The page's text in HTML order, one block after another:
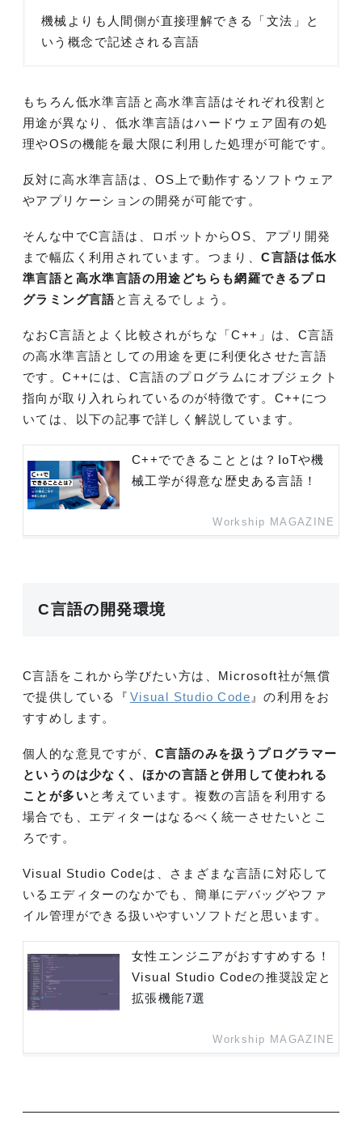
機械よりも人間側が直接理解できる「文法」と
いう概念で記述される言語
もちろん低水準言語と高水準言語はそれぞれ役割と
用途が異なり、低水準言語はハードウェア固有の処
理やOSの機能を最大限に利用した処理が可能です。
反対に高水準言語は、OS上で動作するソフトウェア
やアプリケーションの開発が可能です。
そんな中でC言語は、ロボットからOS、アプリ開発
まで幅広く利用されています。つまり、C言語は低水
準言語と高水準言語の用途どちらも網羅できるプロ
グラミング言語と言えるでしょう。
なおC言語とよく比較されがちな「C++」は、C言語
の高水準言語としての用途を更に利便化させた言語
です。C++には、C言語のプログラムにオブジェクト
指向が取り入れられているのが特徴です。C++につ
いては、以下の記事で詳しく解説しています。
C++でできることとは？IoTや機
械工学が得意な歴史ある言語！
Workship MAGAZINE
C言語の開発環境
C言語をこれから学びたい方は、Microsoft社が無償
で提供している『 Visual Studio Code 』の利用をお
すすめします。
個人的な意見ですが、 C言語のみを扱うプログラマー
というのは少なく、ほかの言語と併用して使われる
ことが多いと考えています。複数の言語を利用する
場合でも、エディターはなるべく統一させたいとこ
ろです。
Visual Studio Codeは、さまざまな言語に対応して
いるエディターのなかでも、簡単にデバッグやファ
イル管理ができる扱いやすいソフトだと思います。
女性エンジニアがおすすめする！
Visual Studio Codeの推奨設定と
拡張機能7選
Workship MAGAZINE